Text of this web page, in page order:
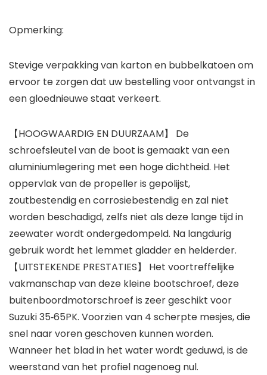
Opmerking:
Stevige verpakking van karton en bubbelkatoen om
ervoor te zorgen dat uw bestelling voor ontvangst in
een gloednieuwe staat verkeert.
【HOOGWAARDIG EN DUURZAAM】 De
schroefsleutel van de boot is gemaakt van een
aluminiumlegering met een hoge dichtheid. Het
oppervlak van de propeller is gepolijst,
zoutbestendig en corrosiebestendig en zal niet
worden beschadigd, zelfs niet als deze lange tijd in
zeewater wordt ondergedompeld. Na langdurig
gebruik wordt het lemmet gladder en helderder.
【UITSTEKENDE PRESTATIES】 Het voortreffelijke
vakmanschap van deze kleine bootschroef, deze
buitenboordmotorschroef is zeer geschikt voor
Suzuki 35‑65PK. Voorzien van 4 scherpte mesjes, die
snel naar voren geschoven kunnen worden.
Wanneer het blad in het water wordt geduwd, is de
weerstand van het profiel nagenoeg nul.